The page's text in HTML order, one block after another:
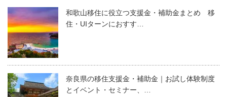
和歌山移住に役立つ支援金・補助金まとめ 移
住・UIターンにおすす…
奈良県の移住支援金・補助金｜お試し体験制度
とイベント・セミナー、…